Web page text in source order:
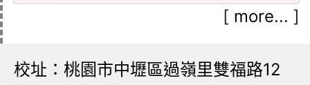
[ more... ]
校址：桃園市中壢區過嶺里雙福路12